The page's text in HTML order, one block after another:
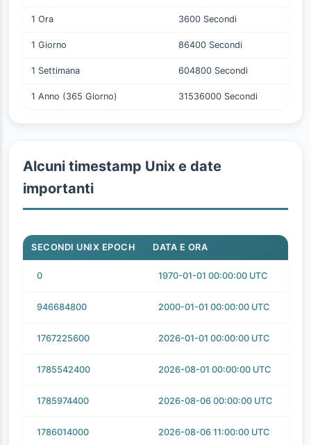
1 Ora 3600 Secondi
1 Giorno 86400 Secondi
1 Settimana 604800 Secondi
1 Anno (365 Giorno) 31536000 Secondi
Alcuni timestamp Unix e date
importanti
SECONDI UNIX EPOCH DATA E ORA
0 1970-01-01 00:00:00 UTC
946684800 2000-01-01 00:00:00 UTC
1767225600 2026-01-01 00:00:00 UTC
1785542400 2026-08-01 00:00:00 UTC
1785974400 2026-08-06 00:00:00 UTC
1786014000 2026-08-06 11:00:00 UTC